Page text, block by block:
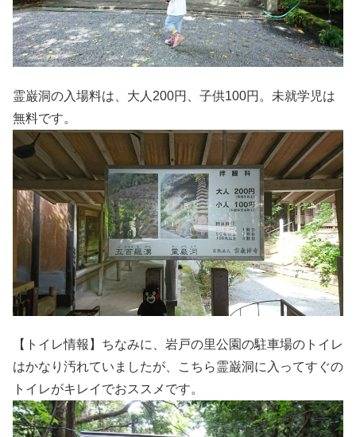
霊巌洞の入場料は、大人200円、子供100円。未就学児は
無料です。
【トイレ情報】ちなみに、岩戸の里公園の駐車場のトイレ
はかなり汚れていましたが、こちら霊巌洞に入ってすぐの
トイレがキレイでおススメです。